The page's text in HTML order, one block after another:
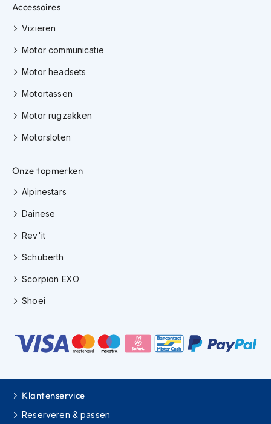
r
o
o
h
e
m
n
c
o
e
e
m
e
o
x
e
h
e
m
Accessoires
Vizieren
Motor communicatie
Motor headsets
Motortassen
Motor rugzakken
Motorsloten
Onze topmerken
Alpinestars
Dainese
Rev'it
Schuberth
Scorpion EXO
Shoei
Klantenservice
Reserveren & passen